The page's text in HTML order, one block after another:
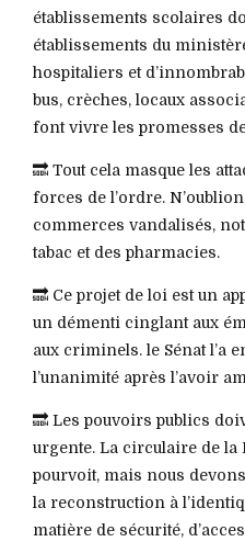
établissements scolaires
établissements du
hospitaliers et
bus, crèches, locaux
font vivre les promesses
🔜 Tout cela masque les
forces de l’ordre.
commerces vandalisés,
tabac et des pharmacies.
🔜 Ce projet de loi est un
un démenti cinglant aux
aux criminels. le Sénat l’a
l’unanimité après l’avoir
🔜 Les pouvoirs publics
urgente. La circulaire de
pourvoit, mais nous
la reconstruction à
matière de sécurité,